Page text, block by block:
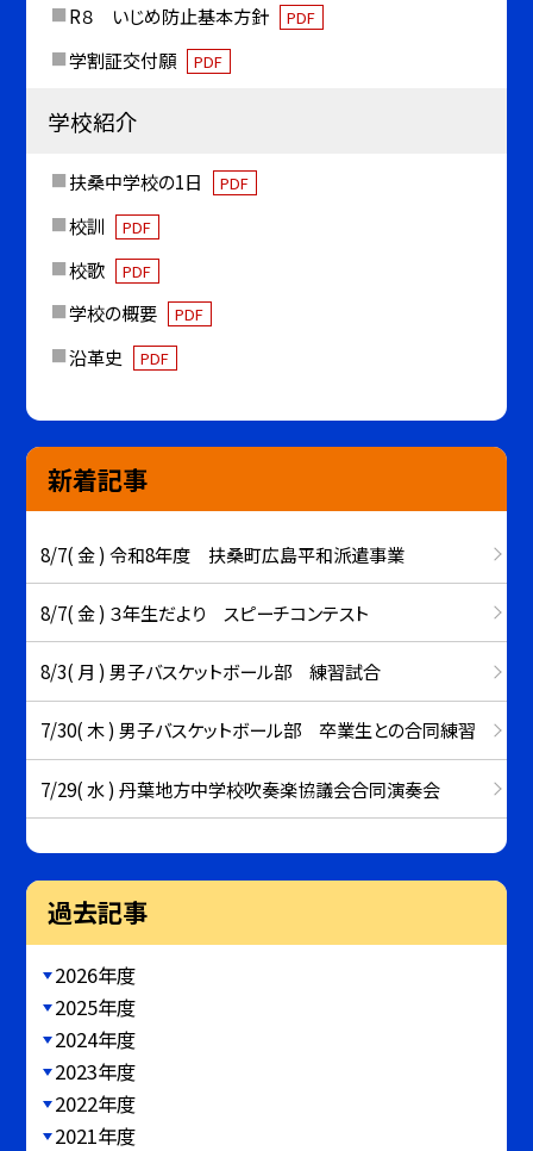
R８ いじめ防止基本方針 PDF
学割証交付願 PDF
学校紹介
扶桑中学校の1日 PDF
校訓 PDF
校歌 PDF
学校の概要 PDF
沿革史 PDF
新着記事
8/7( 金 ) 令和8年度 扶桑町広島平和派遣事業
8/7( 金 ) ３年生だより スピーチコンテスト
8/3( 月 ) 男子バスケットボール部 練習試合
7/30( 木 ) 男子バスケットボール部 卒業生との合同練習
7/29( 水 ) 丹葉地方中学校吹奏楽協議会合同演奏会
過去記事
2026年度
2025年度
2024年度
2023年度
2022年度
2021年度